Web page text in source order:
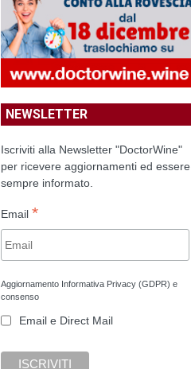
NEWSLETTER
Iscriviti alla Newsletter "DoctorWine"
per ricevere aggiornamenti ed essere
sempre informato.
Email *
Aggiornamento Informativa Privacy (GDPR) e
consenso
Email e Direct Mail